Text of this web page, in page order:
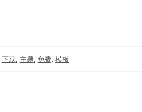
下载, 主题, 免费, 模板